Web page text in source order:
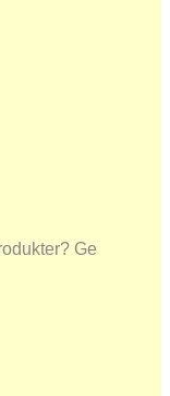
Ge